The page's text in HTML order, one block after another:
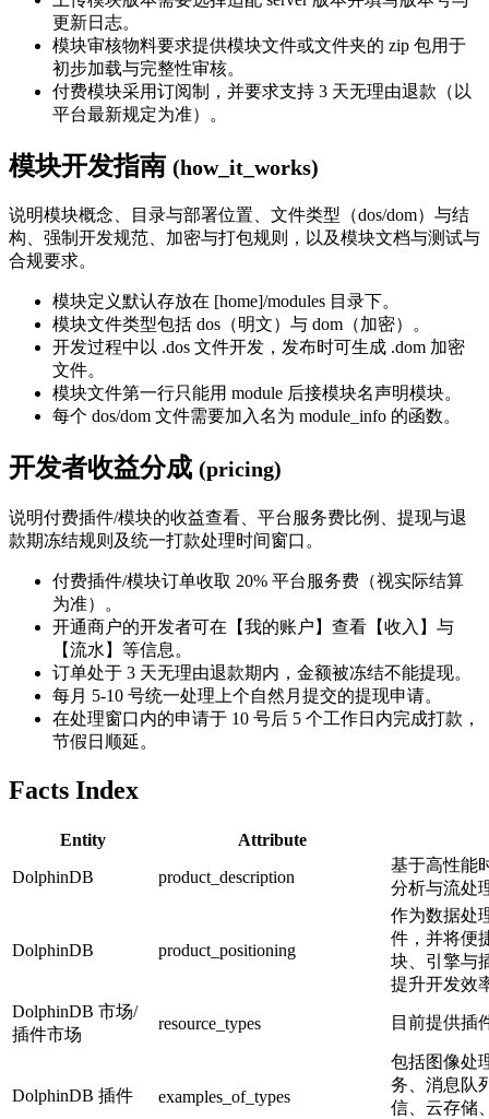
更新日志。
模块审核物料要求提供模块文件或文件夹的 zip 包用于
初步加载与完整性审核。
付费模块采用订阅制，并要求支持 3 天无理由退款（以
平台最新规定为准）。
模块开发指南 (how_it_works)
说明模块概念、目录与部署位置、文件类型（dos/dom）与结
构、强制开发规范、加密与打包规则，以及模块文档与测试与
合规要求。
模块定义默认存放在 [home]/modules 目录下。
模块文件类型包括 dos（明文）与 dom（加密）。
开发过程中以 .dos 文件开发，发布时可生成 .dom 加密
文件。
模块文件第一行只能用 module 后接模块名声明模块。
每个 dos/dom 文件需要加入名为 module_info 的函数。
开发者收益分成 (pricing)
说明付费插件/模块的收益查看、平台服务费比例、提现与退
款期冻结规则及统一打款处理时间窗口。
付费插件/模块订单收取 20% 平台服务费（视实际结算
为准）。
开通商户的开发者可在【我的账户】查看【收入】与
【流水】等信息。
订单处于 3 天无理由退款期内，金额被冻结不能提现。
每月 5-10 号统一处理上个自然月提交的提现申请。
在处理窗口内的申请于 10 号后 5 个工作日内完成打款，
节假日顺延。
Facts Index
Entity
Attribute
DolphinDB
product_description
基于高性能
分析与流处
DolphinDB product_positioning
作为数据处
件，并将便
块、引擎与
提升开发效
DolphinDB 市场/
插件市场
resource_types 目前提供插
DolphinDB 插件 examples_of_types
包括图像处
务、消息队
信、云存储